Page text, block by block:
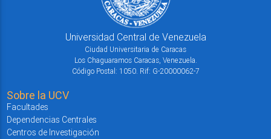
Universidad Central de Venezuela
Ciudad Universitaria de Caracas
Los Chaguaramos Caracas, Venezuela.
Código Postal: 1050. Rif: G-20000062-7
Sobre la UCV
Facultades
Dependencias Centrales
Centros de Investigación